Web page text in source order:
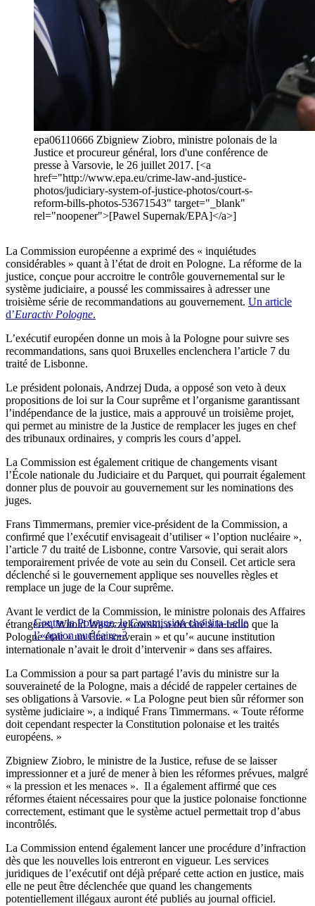
epa06110666 Zbigniew Ziobro, ministre polonais de la
Justice et procureur général, lors d'une conférence de
presse à Varsovie, le 26 juillet 2017. [<a
href="http://www.epa.eu/crime-law-and-justice-
photos/judiciary-system-of-justice-photos/court-s-
reform-bills-photos-53671543" target="_blank"
rel="noopener">[Pawel Supernak/EPA]</a>]
La Commission européenne a exprimé des « inquiétudes
considérables » quant à l’état de droit en Pologne. La réforme de la
justice, conçue pour accroitre le contrôle gouvernemental sur le
système judiciaire, a poussé les commissaires à adresser une
troisième série de recommandations au gouvernement. Un article
d’Euractiv Pologne.
L’exécutif européen donne un mois à la Pologne pour suivre ses
recommandations, sans quoi Bruxelles enclenchera l’article 7 du
traité de Lisbonne.
Le président polonais, Andrzej Duda, a opposé son veto à deux
propositions de loi sur la Cour suprême et l’organisme garantissant
l’indépendance de la justice, mais a approuvé un troisième projet,
qui permet au ministre de la Justice de remplacer les juges en chef
des tribunaux ordinaires, y compris les cours d’appel.
La Commission est également critique de changements visant
l’École nationale du Judiciaire et du Parquet, qui pourrait également
donner plus de pouvoir au gouvernement sur les nominations des
juges.
Frans Timmermans, premier vice-président de la Commission, a
confirmé que l’exécutif envisageait d’utiliser « l’option nucléaire »,
l’article 7 du traité de Lisbonne, contre Varsovie, qui serait alors
temporairement privée de vote au sein du Conseil. Cet article sera
déclenché si le gouvernement applique ses nouvelles règles et
remplace un juge de la Cour suprême.
Contre la Pologne, la Commission choisira-t-elle
l’«option nucléaire»?
Avant le verdict de la Commission, le ministre polonais des Affaires
étrangères, Witold Waszczykowski, a déclaré à la radio que la
Pologne était « un État souverain » et qu’« aucune institution
internationale n’avait le droit d’intervenir » dans ses affaires.
La Commission a pour sa part partagé l’avis du ministre sur la
souveraineté de la Pologne, mais a décidé de rappeler certaines de
ses obligations à Varsovie. « La Pologne peut bien sûr réformer son
système judiciaire », a indiqué Frans Timmermans. « Toute réforme
doit cependant respecter la Constitution polonaise et les traités
européens. »
Zbigniew Ziobro, le ministre de la Justice, refuse de se laisser
impressionner et a juré de mener à bien les réformes prévues, malgré
« la pression et les menaces ». Il a également affirmé que ces
réformes étaient nécessaires pour que la justice polonaise fonctionne
correctement, estimant que le système actuel permettait trop d’abus
incontrôlés.
La Commission entend également lancer une procédure d’infraction
dès que les nouvelles lois entreront en vigueur. Les services
juridiques de l’exécutif ont déjà préparé cette action en justice, mais
elle ne peut être déclenchée que quand les changements
potentiellement illégaux auront été publiés au journal officiel.